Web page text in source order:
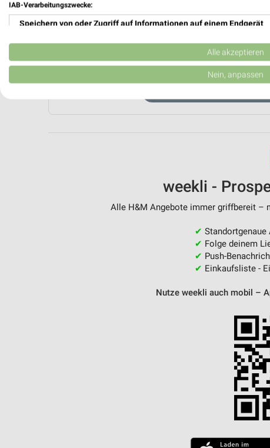
Aktuell keine
ZUR
weekli -
Alle H&M Angebote immer griffbereit –
✔ Standortgenaue
✔ Folge deinem
✔ Push-
✔ Einkaufsliste -
Nutze weekli auch mobil –
IAB-Verarbeitungszwecke:
Speichern von oder Zugriff auf Informationen auf einem Endgerät
Verwendung reduzierter Daten zur Auswahl von Werbeanzeigen
Erstellung von Profilen für personalisierte Werbung
Messung der Performance von Inhalten
Verwendung reduzierter Daten zur Auswahl von Inhalten
Geräte anhand von aktiv angeforderten Informationen
Alle akzeptieren
Nein, anpassen